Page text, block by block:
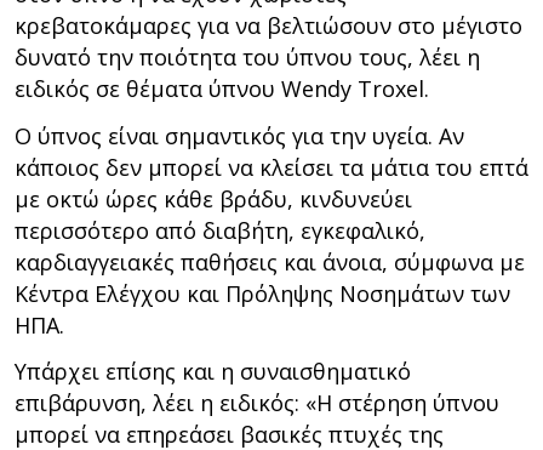
κρεβατοκάμαρες για να βελτιώσουν στο μέγιστο
δυνατό την ποιότητα του ύπνου τους, λέει η
ειδικός σε θέματα ύπνου Wendy Troxel.
Ο ύπνος είναι σημαντικός για την υγεία. Αν
κάποιος δεν μπορεί να κλείσει τα μάτια του επτά
με οκτώ ώρες κάθε βράδυ, κινδυνεύει
περισσότερο από διαβήτη, εγκεφαλικό,
καρδιαγγειακές παθήσεις και άνοια, σύμφωνα με
Κέντρα Ελέγχου και Πρόληψης Νοσημάτων των
ΗΠΑ.
Υπάρχει επίσης και η συναισθηματικό
επιβάρυνση, λέει η ειδικός: «Η στέρηση ύπνου
μπορεί να επηρεάσει βασικές πτυχές της